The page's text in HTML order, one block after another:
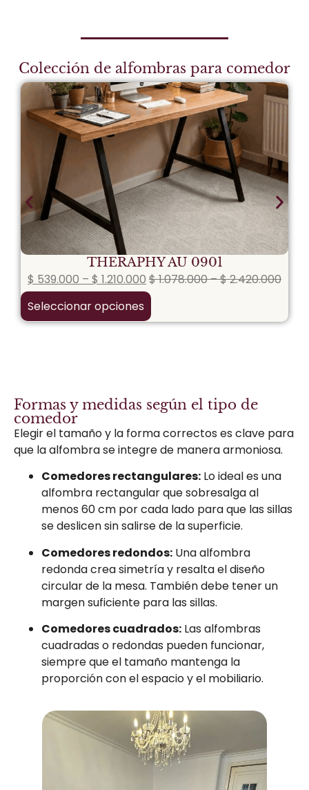
Colección de alfombras para comedor
THERAPHY AU 0901
$ 539.000 – $ 1.210.000 $1.078.000–$2.420.000
Seleccionar opciones
Formas y medidas según el tipo de
comedor
Elegir el tamaño y la forma correctos es clave para
que la alfombra se integre de manera armoniosa.
Comedores rectangulares: Lo ideal es una
alfombra rectangular que sobresalga al
menos 60 cm por cada lado para que las sillas
se deslicen sin salirse de la superficie.
Comedores redondos: Una alfombra
redonda crea simetría y resalta el diseño
circular de la mesa. También debe tener un
margen suficiente para las sillas.
Comedores cuadrados: Las alfombras
cuadradas o redondas pueden funcionar,
siempre que el tamaño mantenga la
proporción con el espacio y el mobiliario.